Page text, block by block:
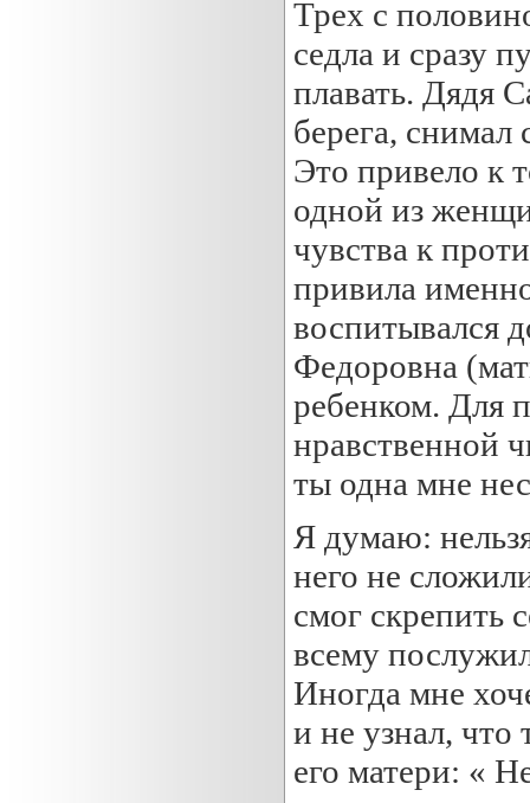
Трех с
седла и сразу
плавать. Дядя
берега, снимал
Это привело к
одной из
чувства к
привила
воспитывался
Федоровна
ребенком. Для
нравственной
ты одна мне
Я думаю:
него не
смог скрепить
всему
Иногда мне
и не узнал, что
его матери: «